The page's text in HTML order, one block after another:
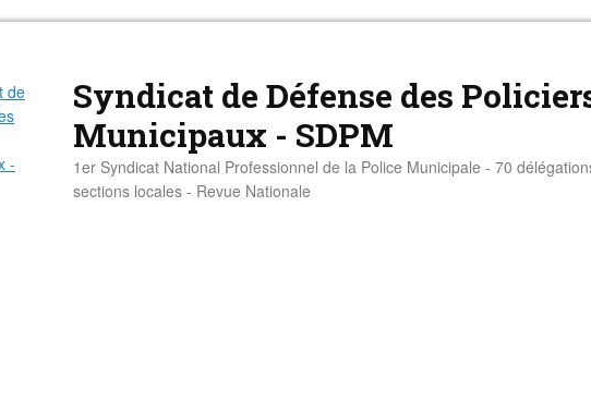
Syndicat de Défense des
Municipaux - SDPM
1er Syndicat National Professionnel de la Police Municipale - 70
sections locales - Revue Nationale